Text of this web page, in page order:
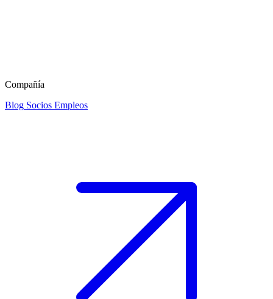
Compañía
Blog Socios Empleos